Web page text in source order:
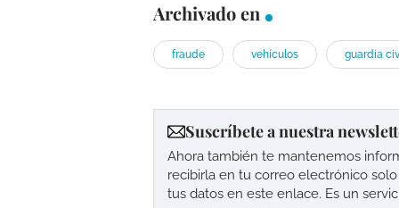
Archivado en
fraude vehículos guardia
Suscríbete a nuestra
Ahora también te mantenemos
recibirla en tu correo electrónico
tus datos en este enlace. Es un